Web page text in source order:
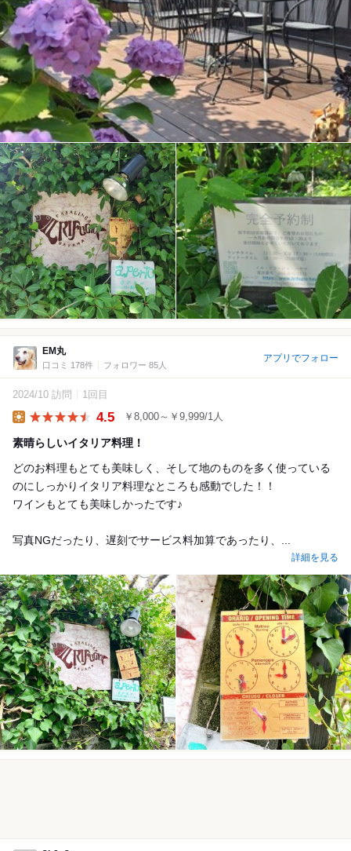
EM丸
口コミ 178件 フォロワー 85人
アプリでフォロー
2024/10 訪問 1回目
4.5 ￥8,000～￥9,999/1人
素晴らしいイタリア料理！
どのお料理もとても美味しく、そして地のものを多く使っている
のにしっかりイタリア料理なところも感動でした！！
ワインもとても美味しかったです♪
写真NGだったり、遅刻でサービス料加算であったり、...
詳細を見る